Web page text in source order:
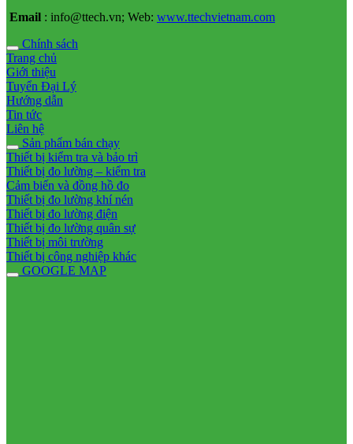
Email : info@ttech.vn; Web: www.ttechvietnam.com
Chính sách
Trang chủ
Giới thiệu
Tuyển Đại Lý
Hướng dẫn
Tin tức
Liên hệ
Sản phẩm bán chạy
Thiết bị kiểm tra và bảo trì
Thiết bị đo lường – kiểm tra
Cảm biến và đồng hồ đo
Thiết bị đo lường khí nén
Thiết bị đo lường điện
Thiết bị đo lường quân sự
Thiết bị môi trường
Thiết bị công nghiệp khác
GOOGLE MAP